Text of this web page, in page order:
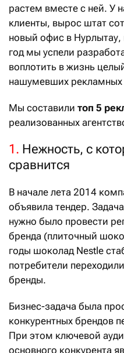
растем вместе с ней. У
клиенты, вырос штат
новый офис в Нурлытау,
год мы успели
воплотить в жизнь
нашумевших рекламных
Мы составили топ 5
реализованных
1. Нежность, с
сравнится
В начале лета 2014
объявила тендер.
нужно было провести
бренда (плиточный
годы шоколад Nestle
потребители
бренды.
Бизнес-задача была
конкурентных брендов
При этом ключевой
основного конкурента